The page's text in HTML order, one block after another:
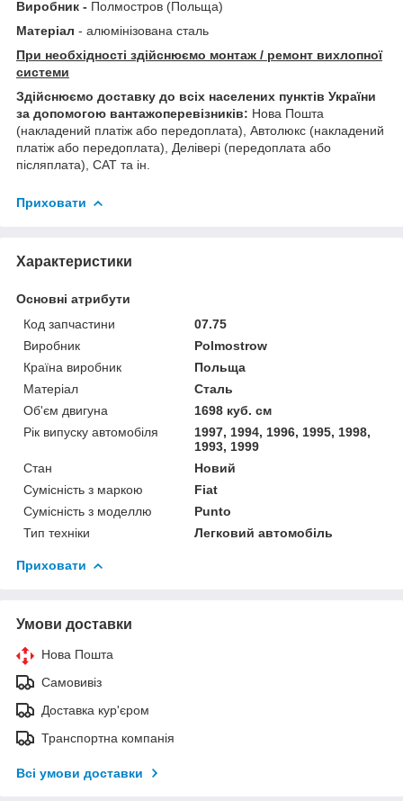
Виробник - Полмостров (Польща)
Матеріал - алюмінізована сталь
При необхідності здійснюємо монтаж / ремонт вихлопної
системи
Здійснюємо доставку до всіх населених пунктів України
за допомогою вантажоперевізників: Нова Пошта
(накладений платіж або передоплата), Автолюкс (накладений
платіж або передоплата), Делівері (передоплата або
післяплата), САТ та ін.
Приховати
Характеристики
Основні атрибути
Код запчастини
07.75
Виробник
Polmostrow
Країна виробник
Польща
Матеріал
Сталь
Об'єм двигуна
1698 куб. см
Рік випуску автомобіля
1997, 1994, 1996, 1995, 1998,
1993, 1999
Стан
Новий
Сумісність з маркою
Fiat
Сумісність з моделлю
Punto
Тип техніки
Легковий автомобіль
Приховати
Умови доставки
Нова Пошта
Самовивіз
Доставка кур'єром
Транспортна компанія
Всі умови доставки